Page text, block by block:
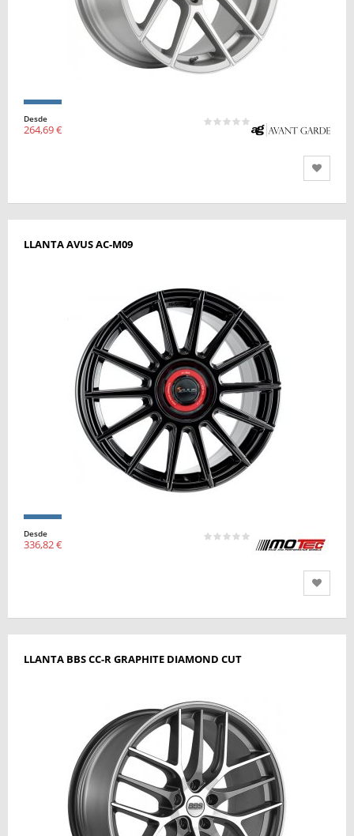
Desde
264,69 €
LLANTA AVUS AC-M09
Desde
336,82 €
LLANTA BBS CC-R GRAPHITE DIAMOND CUT